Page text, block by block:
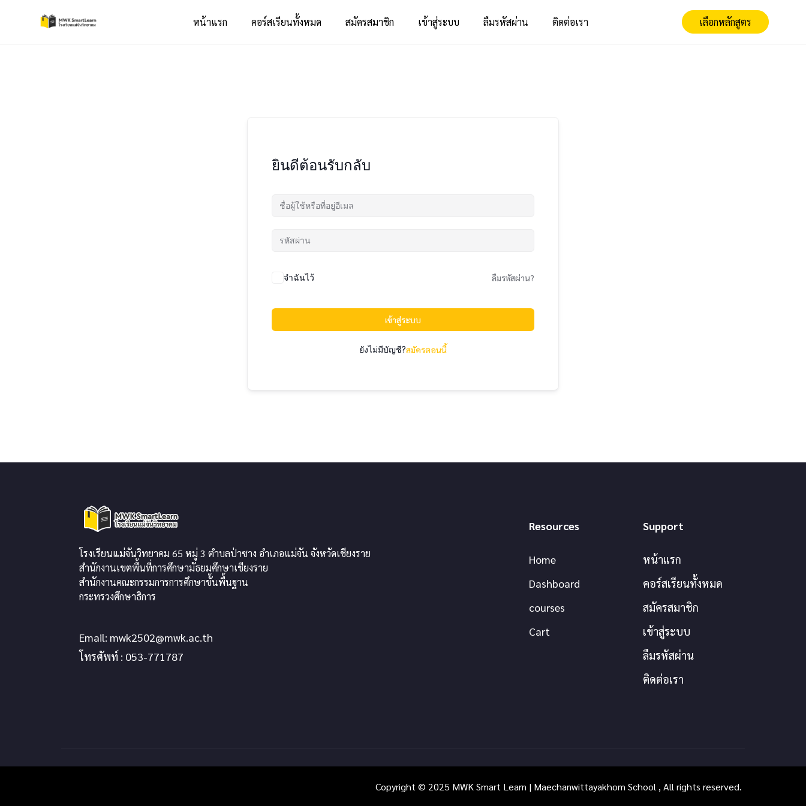
หน้าแรก คอร์สเรียนทั้งหมด สมัครสมาชิก เข้าสู่ระบบ ลืมรหัสผ่าน ติดต่อเรา เลือกหลักสูตร
ยินดีต้อนรับกลับ
จำฉันไว้ ลืมรหัสผ่าน?
เข้าสู่ระบบ
ยังไม่มีบัญชี?สมัครตอนนี้
โรงเรียนแม่จันวิทยาคม 65 หมู่ 3 ตำบลป่าซาง อำเภอแม่จัน จังหวัดเชียงราย
สำนักงานเขตพื้นที่การศึกษามัธยมศึกษาเชียงราย
สำนักงานคณะกรรมการการศึกษาขั้นพื้นฐาน
กระทรวงศึกษาธิการ
Email: mwk2502@mwk.ac.th
โทรศัพท์ : 053-771787
Resources
Home
Dashboard
courses
Cart
Support
หน้าแรก
คอร์สเรียนทั้งหมด
สมัครสมาชิก
เข้าสู่ระบบ
ลืมรหัสผ่าน
ติดต่อเรา
Copyright © 2025 MWK Smart Learn | Maechanwittayakhom School , All rights reserved.